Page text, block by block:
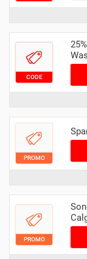
CODE
PROMO
PROMO